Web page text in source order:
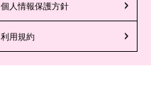
個人情報保護方針
利用規約